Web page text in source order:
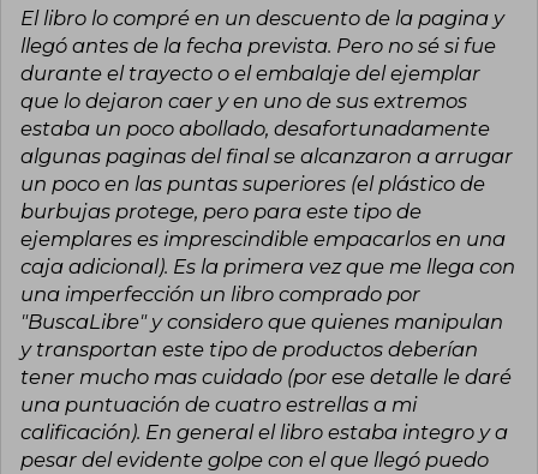
El libro lo compré en un descuento de la pagina y
llegó antes de la fecha prevista. Pero no sé si fue
durante el trayecto o el embalaje del ejemplar
que lo dejaron caer y en uno de sus extremos
estaba un poco abollado, desafortunadamente
algunas paginas del final se alcanzaron a arrugar
un poco en las puntas superiores (el plástico de
burbujas protege, pero para este tipo de
ejemplares es imprescindible empacarlos en una
caja adicional). Es la primera vez que me llega con
una imperfección un libro comprado por
"BuscaLibre" y considero que quienes manipulan
y transportan este tipo de productos deberían
tener mucho mas cuidado (por ese detalle le daré
una puntuación de cuatro estrellas a mi
calificación). En general el libro estaba integro y a
pesar del evidente golpe con el que llegó puedo